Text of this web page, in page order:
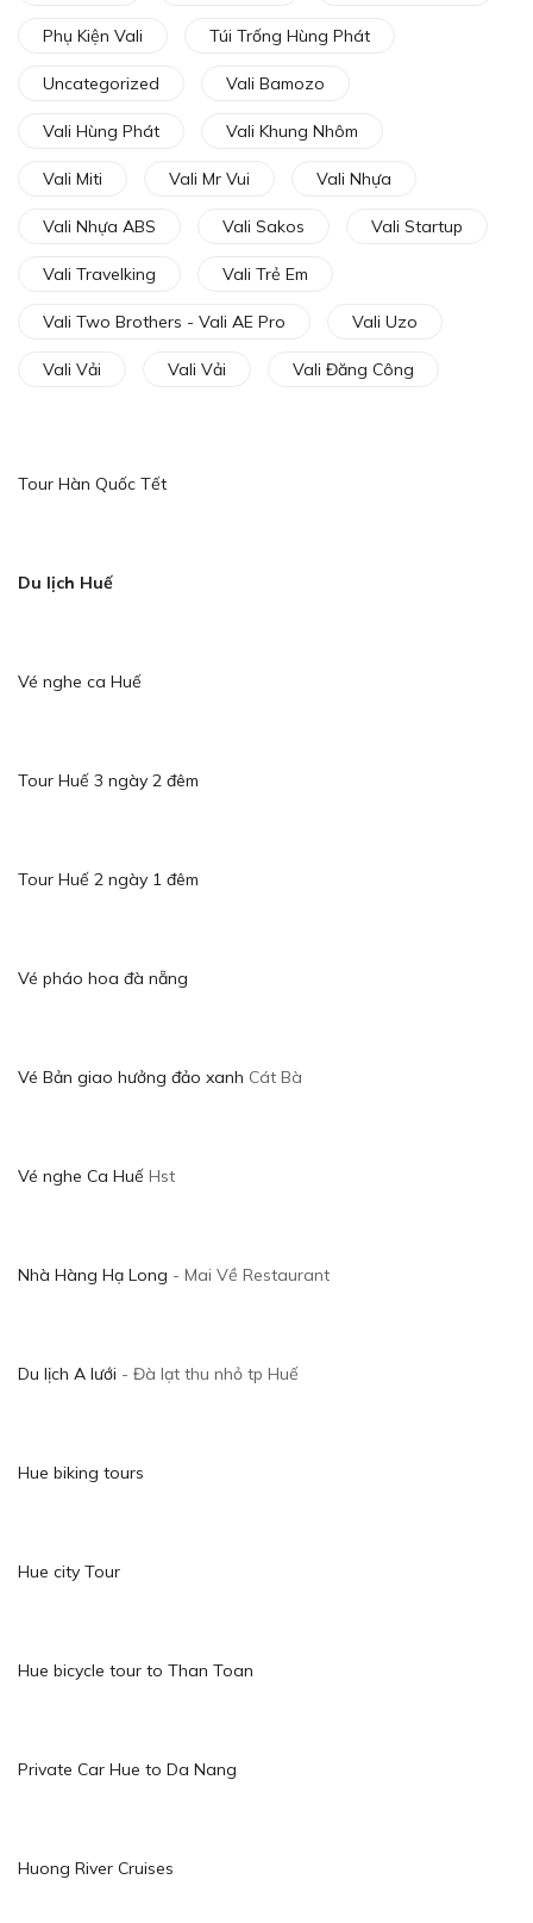
Phụ Kiện Vali Túi Trống Hùng Phát
Uncategorized Vali Bamozo
Vali Hùng Phát Vali Khung Nhôm
Vali Miti Vali Mr Vui Vali Nhựa
Vali Nhựa ABS Vali Sakos Vali Startup
Vali Travelking Vali Trẻ Em
Vali Two Brothers - Vali AE Pro Vali Uzo
Vali Vải Vali Vải Vali Đăng Công
Tour Hàn Quốc Tết
Du lịch Huế
Vé nghe ca Huế
Tour Huế 3 ngày 2 đêm
Tour Huế 2 ngày 1 đêm
Vé pháo hoa đà nẵng
Vé Bản giao hưởng đảo xanh Cát Bà
Vé nghe Ca Huế Hst
Nhà Hàng Hạ Long - Mai Về Restaurant
Du lịch A lưới - Đà lạt thu nhỏ tp Huế
Hue biking tours
Hue city Tour
Hue bicycle tour to Than Toan
Private Car Hue to Da Nang
Huong River Cruises